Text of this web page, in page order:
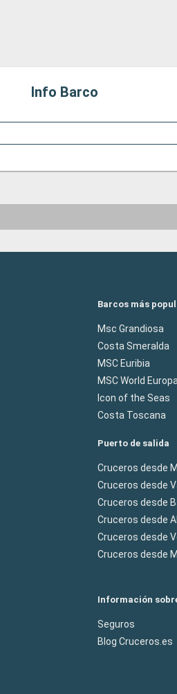
Info Barco
Barcos más
Msc Grandiosa
Costa Smeralda
MSC Euribia
MSC World Europa
Icon of the Seas
Costa Toscana
Puerto de salida
Cruceros desde
Cruceros desde
Cruceros desde
Cruceros desde
Cruceros desde
Cruceros desde
Información
Seguros
Blog Cruceros.es